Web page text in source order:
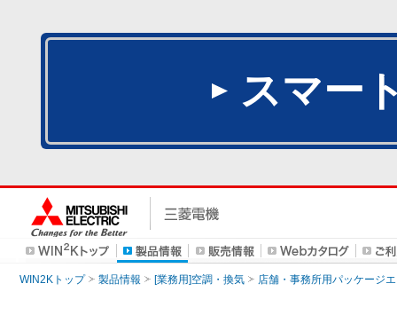
スマー
WIN2Kトップ 製品情報 [業務用]空調・換気 店舗・事務所用パッケージ